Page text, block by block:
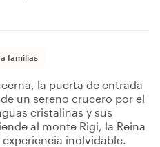
familias
la puerta de entrada
un sereno crucero por el
cristalinas y sus
al monte Rigi, la Reina
inolvidable.